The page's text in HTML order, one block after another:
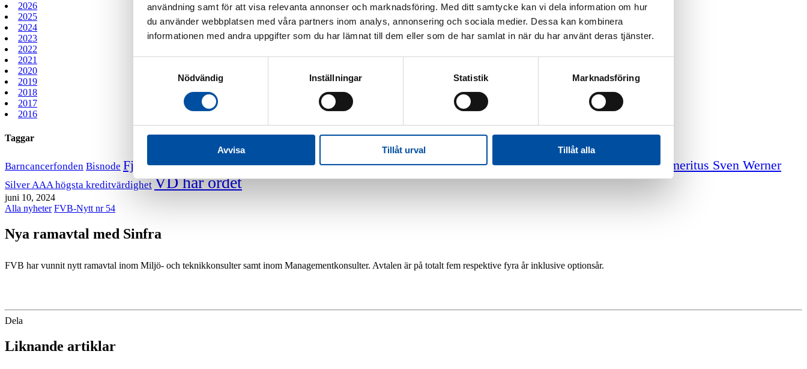
användning samt för att visa relevanta annonser och marknadsföring. Med ditt samtycke kan vi dela information om hur
du använder webbplatsen med våra partners inom analys, annonsering och sociala medier. Dessa kan kombinera
informationen med andra uppgifter som du har lämnat till dem eller som de har samlat in när du har använt deras tjänster.
Nödvändig
Inställningar Statistik Marknadsföring
Avvisa Tillåt urval Tillåt alla
2026
2025
2024
2023
2022
2021
2020
2019
2018
2017
2016
Taggar
Barncancerfonden Bisnode Fjärrvärmekurs FVB stödjer Barncancerfonden Jobba hos ossJobba på FVBLediga tjänsterProfessor emeritus Sven Werner
Silver AAA högsta kreditvärdighet VD har ordet
juni 10, 2024
Alla nyheter FVB-Nytt nr 54
Nya ramavtal med Sinfra
FVB har vunnit nytt ramavtal inom Miljö- och teknikkonsulter samt inom Managementkonsulter. Avtalen är på totalt fem respektive fyra år inklusive optionsår.
Dela
Liknande artiklar